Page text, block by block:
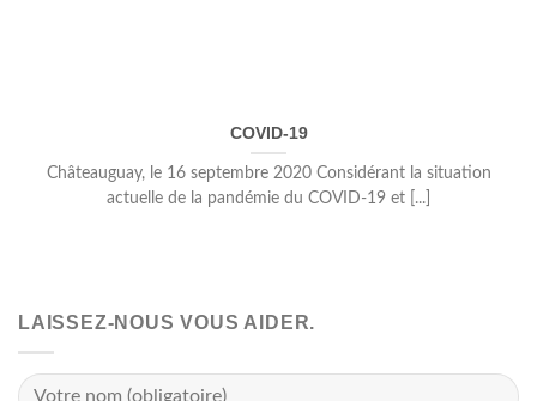
COVID-19
Châteauguay, le 16 septembre 2020 Considérant la situation
actuelle de la pandémie du COVID-19 et [...]
LAISSEZ-NOUS VOUS AIDER.